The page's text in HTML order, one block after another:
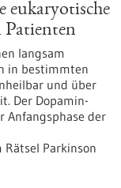
eukaryotische
langsam
in bestimmten
und über
Der Dopamin-
Anfangsphase der
Parkinson